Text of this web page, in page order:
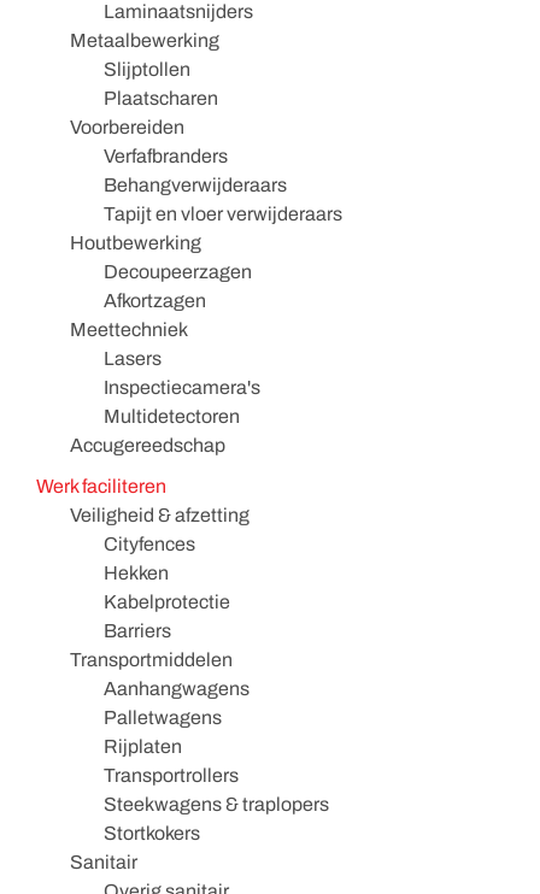
Laminaatsnijders
Metaalbewerking
Slijptollen
Plaatscharen
Voorbereiden
Verfafbranders
Behangverwijderaars
Tapijt en vloer verwijderaars
Houtbewerking
Decoupeerzagen
Afkortzagen
Meettechniek
Lasers
Inspectiecamera's
Multidetectoren
Accugereedschap
Werk faciliteren
Veiligheid & afzetting
Cityfences
Hekken
Kabelprotectie
Barriers
Transportmiddelen
Aanhangwagens
Palletwagens
Rijplaten
Transportrollers
Steekwagens & traplopers
Stortkokers
Sanitair